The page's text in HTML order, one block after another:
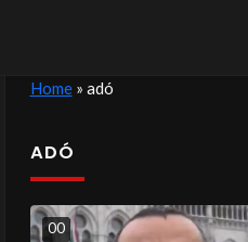
Home» adó
ADÓ
00